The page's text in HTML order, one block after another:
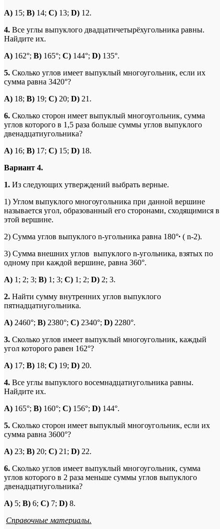
A) 15; B) 14; C) 13; D) 12.
4. Все углы выпуклого двадцатичетырёхугольника равны.
Найдите их.
A) 162°; B) 165°; C) 144°; D) 135°.
5. Сколько углов имеет выпуклый многоугольник, если их
сумма равна 3420°?
A) 18; B) 19; C) 20; D) 21.
6. Сколько сторон имеет выпуклый многоугольник, сумма
углов которого в 1,5 раза больше суммы углов выпуклого
двенадцатиугольника?
A) 16; B) 17; C) 15; D) 18.
Вариант 4.
1. Из следующих утверждений выбрать верные.
1) Углом выпуклого многоугольника при данной вершине
называется угол, образованный его сторонами, сходящимися в
этой вершине.
2) Сумма углов выпуклого n-угольника равна 180°∙ ( n-2).
3) Сумма внешних углов выпуклого n-угольника, взятых по
одному при каждой вершине, равна 360°.
A) 1; 2; 3; B) 1; 3; C) 1; 2; D) 2; 3.
2. Найти сумму внутренних углов выпуклого
пятнадцатиугольника.
A) 2460°; B) 2380°; C) 2340°; D) 2280°.
3. Сколько углов имеет выпуклый многоугольник, каждый
угол которого равен 162°?
A) 17; B) 18; C) 19; D) 20.
4. Все углы выпуклого восемнадцатиугольника равны.
Найдите их.
A) 165°; B) 160°; C) 156°; D) 144°.
5. Сколько сторон имеет выпуклый многоугольник, если их
сумма равна 3600°?
A) 23; B) 20; C) 21; D) 22.
6. Сколько углов имеет выпуклый многоугольник, сумма
углов которого в 2 раза меньше суммы углов выпуклого
двенадцатиугольника?
A) 5; B) 6; C) 7; D) 8.
Справочные материалы.